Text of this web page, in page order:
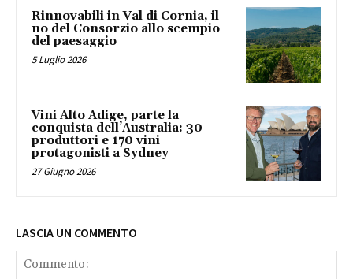
Rinnovabili in Val di Cornia, il
no del Consorzio allo scempio
del paesaggio
5 Luglio 2026
Vini Alto Adige, parte la
conquista dell’Australia: 30
produttori e 170 vini
protagonisti a Sydney
27 Giugno 2026
LASCIA UN COMMENTO